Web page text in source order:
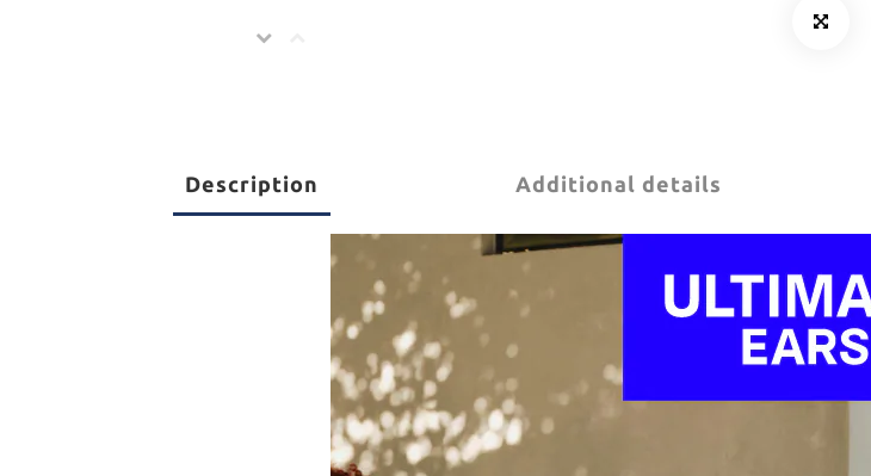
Description Additional details